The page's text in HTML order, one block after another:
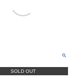
SOLD OUT